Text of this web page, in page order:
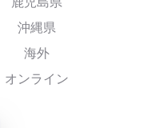
沖縄県
海外
オンライン